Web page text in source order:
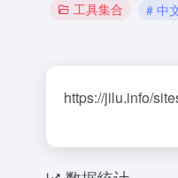
工具集合 # 中
https://jilu.info/